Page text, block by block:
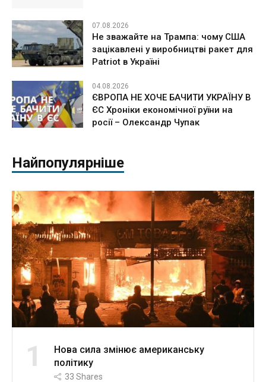
07.08.2026
Не зважайте на Трампа: чому США
зацікавлені у виробництві ракет для
Patriot в Україні
04.08.2026
ЄВРОПА НЕ ХОЧЕ БАЧИТИ УКРАЇНУ В
ЄС Хроніки економічної руїни на
росії – Олександр Чупак
Найпопулярніше
1
Нова сила змінює американську
політику
33 Shares